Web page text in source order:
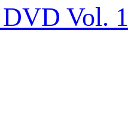
Vol. 1